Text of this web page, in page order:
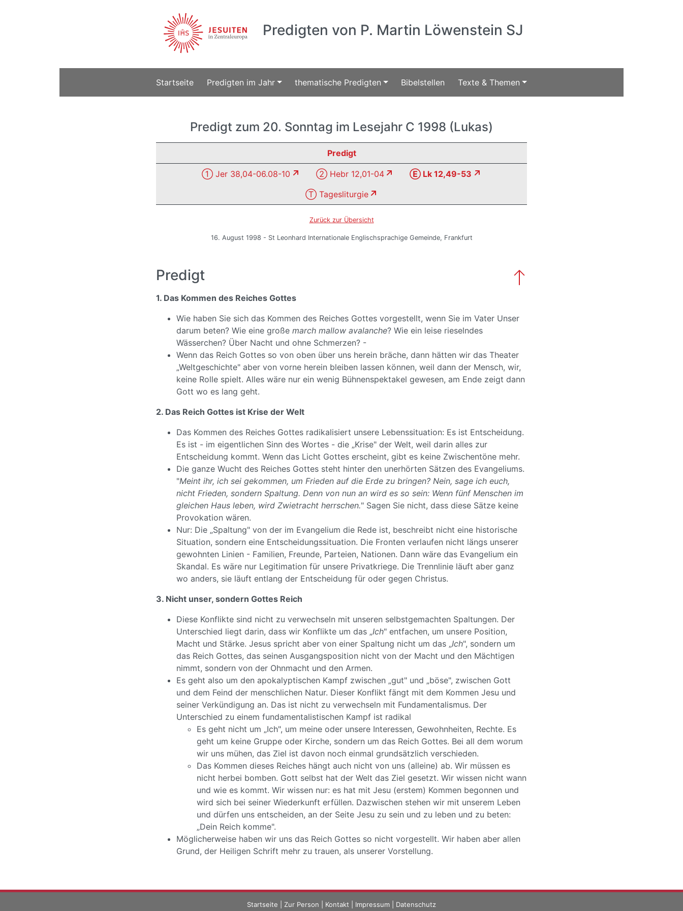
Predigten von P. Martin Löwenstein SJ
Startseite Predigten im Jahr thematische Predigten Bibelstellen Texte & Themen
Predigt zum 20. Sonntag im Lesejahr C 1998 (Lukas)
Predigt
① Jer 38,04-06.08-10 ② Hebr 12,01-04
Ⓔ Lk 12,49-53
Ⓣ Tagesliturgie
Zurück zur Übersicht
16. August 1998 - St Leonhard Internationale Englischsprachige Gemeinde, Frankfurt
Predigt
1. Das Kommen des Reiches Gottes
Wie haben Sie sich das Kommen des Reiches Gottes vorgestellt, wenn Sie im Vater Unser
darum beten? Wie eine große march mallow avalanche? Wie ein leise rieselndes
Wässerchen? Über Nacht und ohne Schmerzen? -
Wenn das Reich Gottes so von oben über uns herein bräche, dann hätten wir das Theater
„Weltgeschichte" aber von vorne herein bleiben lassen können, weil dann der Mensch, wir,
keine Rolle spielt. Alles wäre nur ein wenig Bühnenspektakel gewesen, am Ende zeigt dann
Gott wo es lang geht.
2. Das Reich Gottes ist Krise der Welt
Das Kommen des Reiches Gottes radikalisiert unsere Lebenssituation: Es ist Entscheidung.
Es ist - im eigentlichen Sinn des Wortes - die „Krise" der Welt, weil darin alles zur
Entscheidung kommt. Wenn das Licht Gottes erscheint, gibt es keine Zwischentöne mehr.
Die ganze Wucht des Reiches Gottes steht hinter den unerhörten Sätzen des Evangeliums.
"Meint ihr, ich sei gekommen, um Frieden auf die Erde zu bringen? Nein, sage ich euch,
nicht Frieden, sondern Spaltung. Denn von nun an wird es so sein: Wenn fünf Menschen im
gleichen Haus leben, wird Zwietracht herrschen." Sagen Sie nicht, dass diese Sätze keine
Provokation wären.
Nur: Die „Spaltung" von der im Evangelium die Rede ist, beschreibt nicht eine historische
Situation, sondern eine Entscheidungssituation. Die Fronten verlaufen nicht längs unserer
gewohnten Linien - Familien, Freunde, Parteien, Nationen. Dann wäre das Evangelium ein
Skandal. Es wäre nur Legitimation für unsere Privatkriege. Die Trennlinie läuft aber ganz
wo anders, sie läuft entlang der Entscheidung für oder gegen Christus.
3. Nicht unser, sondern Gottes Reich
Diese Konflikte sind nicht zu verwechseln mit unseren selbstgemachten Spaltungen. Der
Unterschied liegt darin, dass wir Konflikte um das „Ich" entfachen, um unsere Position,
Macht und Stärke. Jesus spricht aber von einer Spaltung nicht um das „Ich", sondern um
das Reich Gottes, das seinen Ausgangsposition nicht von der Macht und den Mächtigen
nimmt, sondern von der Ohnmacht und den Armen.
Es geht also um den apokalyptischen Kampf zwischen „gut" und „böse", zwischen Gott
und dem Feind der menschlichen Natur. Dieser Konflikt fängt mit dem Kommen Jesu und
seiner Verkündigung an. Das ist nicht zu verwechseln mit Fundamentalismus. Der
Unterschied zu einem fundamentalistischen Kampf ist radikal
Es geht nicht um „Ich", um meine oder unsere Interessen, Gewohnheiten, Rechte. Es
geht um keine Gruppe oder Kirche, sondern um das Reich Gottes. Bei all dem worum
wir uns mühen, das Ziel ist davon noch einmal grundsätzlich verschieden.
Das Kommen dieses Reiches hängt auch nicht von uns (alleine) ab. Wir müssen es
nicht herbei bomben. Gott selbst hat der Welt das Ziel gesetzt. Wir wissen nicht wann
und wie es kommt. Wir wissen nur: es hat mit Jesu (erstem) Kommen begonnen und
wird sich bei seiner Wiederkunft erfüllen. Dazwischen stehen wir mit unserem Leben
und dürfen uns entscheiden, an der Seite Jesu zu sein und zu leben und zu beten:
„Dein Reich komme".
Möglicherweise haben wir uns das Reich Gottes so nicht vorgestellt. Wir haben aber allen
Grund, der Heiligen Schrift mehr zu trauen, als unserer Vorstellung.
Startseite Zur Person Kontakt Impressum| Datenschutz